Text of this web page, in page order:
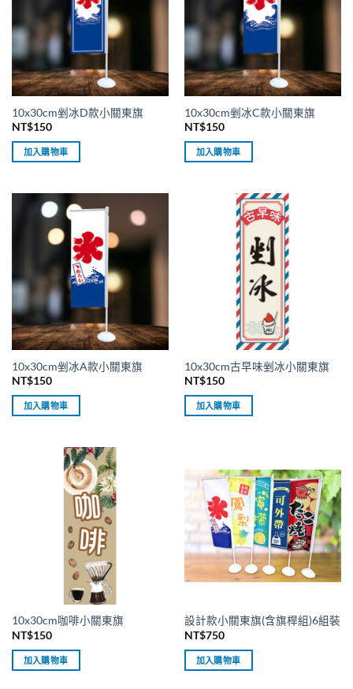
10x30cm剉冰D款小關東旗
NT$150
加入購物車
10x30cm剉冰C款小關東旗
NT$150
加入購物車
10x30cm剉冰A款小關東旗
NT$150
加入購物車
10x30cm古早味剉冰小關東旗
NT$150
加入購物車
10x30cm咖啡小關東旗
NT$150
加入購物車
設計款小關東旗(含旗桿組)6組裝
NT$750
加入購物車